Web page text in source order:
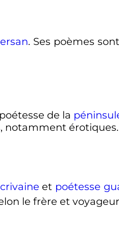
. Ses poèmes
de la
notamment érotiques.
et poétesse
le frère et